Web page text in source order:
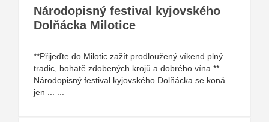
Národopisný festival kyjovského
Dolňácka Milotice
**Přijeďte do Milotic zažít prodloužený víkend plný
tradic, bohatě zdobených krojů a dobrého vína.**
Národopisný festival kyjovského Dolňácka se koná
jen ...